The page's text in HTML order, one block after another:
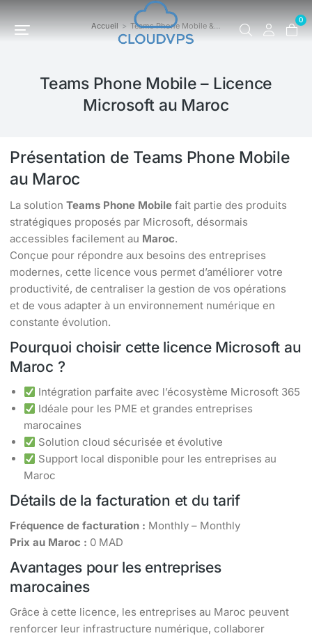
0
Vous êtes ici :Accueil Teams Phone Mobile &…
Teams Phone Mobile – Licence
Microsoft au Maroc
Présentation de Teams Phone Mobile
au Maroc
La solution Teams Phone Mobile fait partie des produits
stratégiques proposés par Microsoft, désormais
accessibles facilement au Maroc.
Conçue pour répondre aux besoins des entreprises
modernes, cette licence vous permet d’améliorer votre
productivité, de centraliser la gestion de vos opérations
et de vous adapter à un environnement numérique en
constante évolution.
Pourquoi choisir cette licence Microsoft au
Maroc ?
Intégration parfaite avec l’écosystème Microsoft 365
Idéale pour les PME et grandes entreprises
marocaines
Solution cloud sécurisée et évolutive
Support local disponible pour les entreprises au
Maroc
Détails de la facturation et du tarif
Fréquence de facturation : Monthly – Monthly
Prix au Maroc : 0 MAD
Avantages pour les entreprises
marocaines
Grâce à cette licence, les entreprises au Maroc peuvent
renforcer leur infrastructure numérique, collaborer